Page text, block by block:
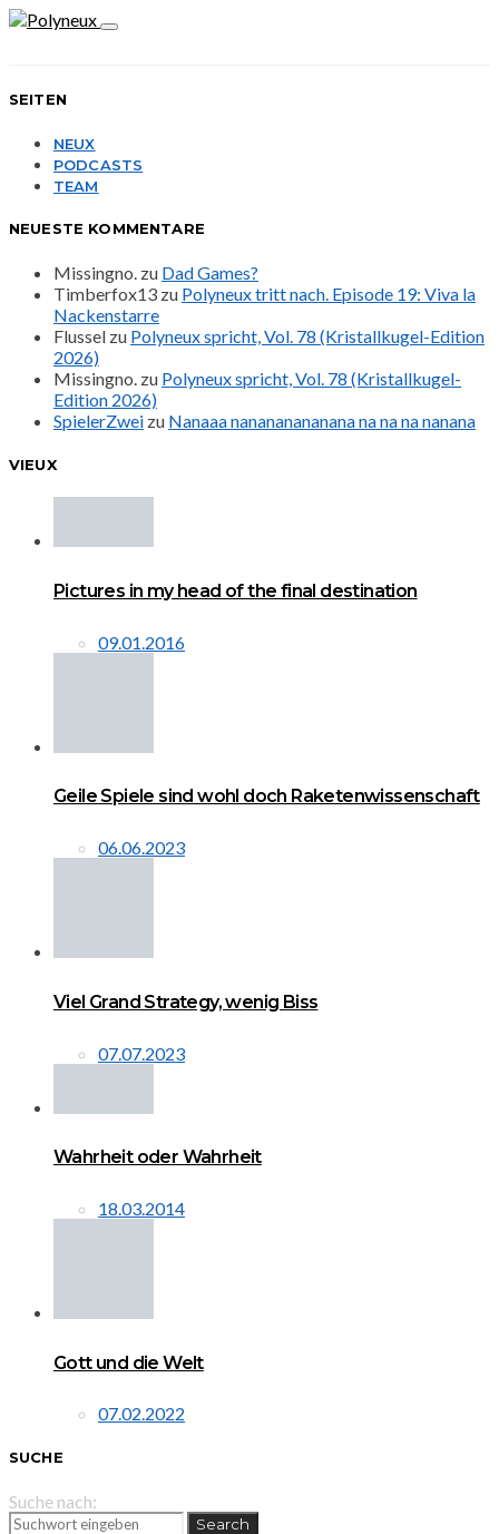
SEITEN
NEUX
PODCASTS
TEAM
NEUESTE KOMMENTARE
Missingno. zu Dad Games?
Timberfox13 zu Polyneux tritt nach. Episode 19: Viva la
Nackenstarre
Flussel zu Polyneux spricht, Vol. 78 (Kristallkugel-Edition
2026)
Missingno. zu Polyneux spricht, Vol. 78 (Kristallkugel-
Edition 2026)
SpielerZwei zu Nanaaa nanananananana na na na nanana
VIEUX
Pictures in my head of the final destination
09.01.2016
Geile Spiele sind wohl doch Raketenwissenschaft
06.06.2023
Viel Grand Strategy, wenig Biss
07.07.2023
Wahrheit oder Wahrheit
18.03.2014
Gott und die Welt
07.02.2022
SUCHE
Suche nach:
Search